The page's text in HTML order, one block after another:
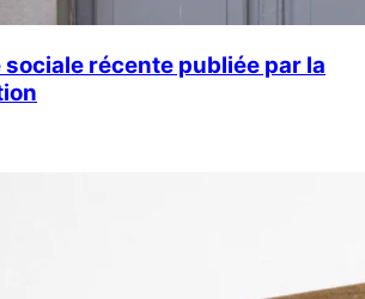
récente publiée par la